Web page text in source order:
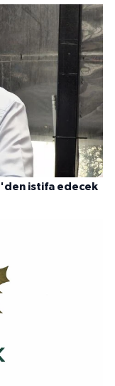
istifa edecek